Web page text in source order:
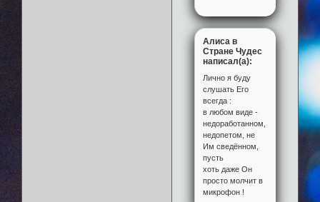
Алиса в
Стране Чудес
написал(а):
Лично я буду
слушать Его
всегда :
в любом виде -
недоработанном,
недопетом, не
Им сведённом,
пусть
хоть даже Он
просто молчит в
микрофон !